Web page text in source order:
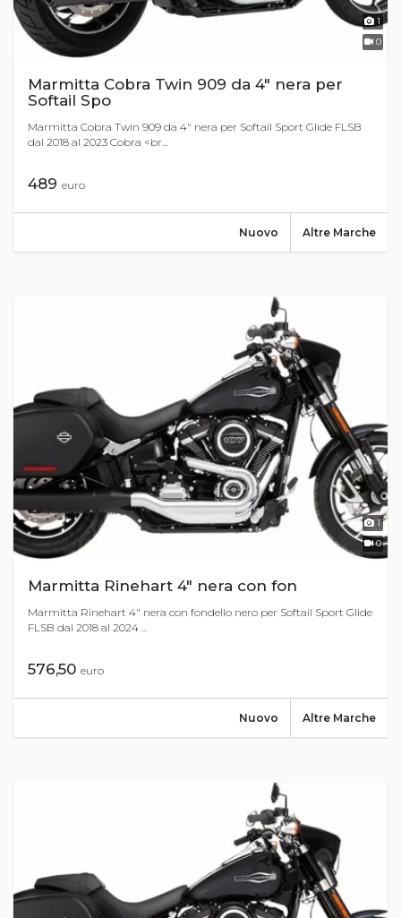
1
0
Marmitta Cobra Twin 909 da 4" nera per
Softail Spo
Marmitta Cobra Twin 909 da 4" nera per Softail Sport Glide FLSB
dal 2018 al 2023 Cobra <br...
489 euro
Altre Marche
Nuovo
1
0
Marmitta Rinehart 4" nera con fon
Marmitta Rinehart 4" nera con fondello nero per Softail Sport Glide
FLSB dal 2018 al 2024 ...
576,50 euro
Altre Marche
Nuovo